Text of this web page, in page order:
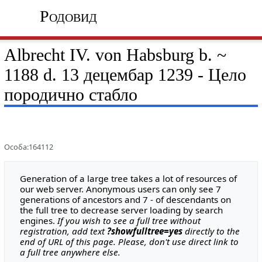
Родовид
Albrecht IV. von Habsburg b. ~
1188 d. 13 децембар 1239 - Цело
породично стабло
Особа:164112
Generation of a large tree takes a lot of resources of
our web server. Anonymous users can only see 7
generations of ancestors and 7 - of descendants on
the full tree to decrease server loading by search
engines.If you wish to see a full tree without
registration, add text ?showfulltree=yesdirectly to the
end of URL of this page. Please, don't use direct link to
a full tree anywhere else.